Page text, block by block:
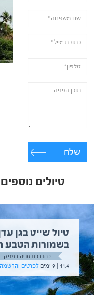
שלח
טיולים
טיול שייט בגן
בשמורות הטבע
בהדרכת טניה רמניק
11.4 | 9 ימים
לפרטים והרשמה